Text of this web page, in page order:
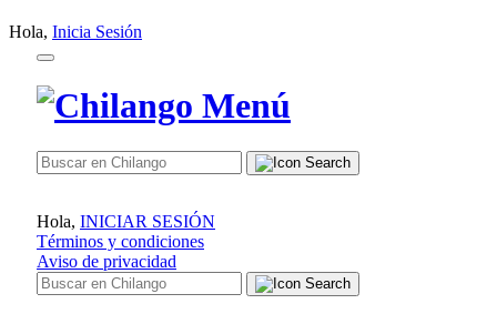
Hola, Inicia Sesión
Hola, INICIAR SESIÓN
Términos y condiciones
Aviso de privacidad